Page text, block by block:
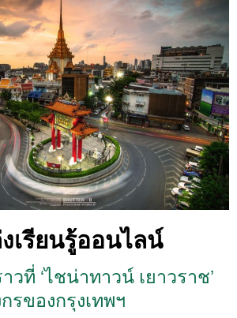
เรียนรู้ออนไลน์
วที่ ‘ไชน่าทาวน์ เยาวราช’
รของกรุงเทพฯ